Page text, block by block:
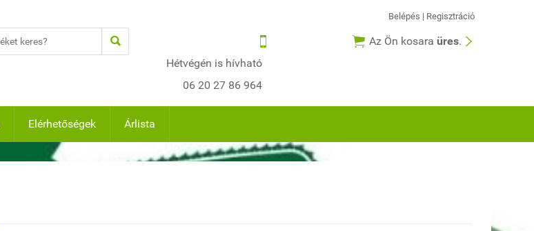
 
Hétvégén is hívható
06 20 27 86 964
 Az Ön kosara üres. 
Belépés | Regisztráció
Elérhetőségek Árlista